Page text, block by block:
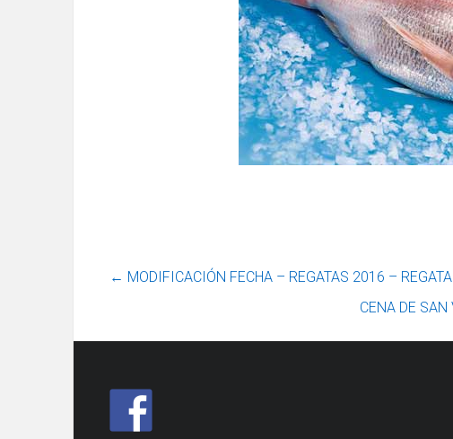
← MODIFICACIÓN FECHA – REGATAS 2016 –
CENA DE